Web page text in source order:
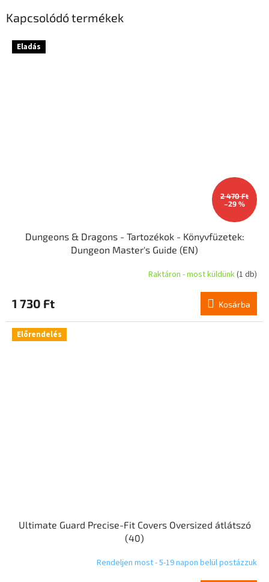
Kapcsolódó termékek
Eladás
2 470 Ft
–29 %
Dungeons & Dragons - Tartozékok - Könyvfüzetek:
Dungeon Master's Guide (EN)
Raktáron - most küldünk(1 db)
1 730 Ft Kosárba
Előrendelés
Ultimate Guard Precise-Fit Covers Oversized átlátszó
(40)
Rendeljen most - 5-19 napon belül postázzuk